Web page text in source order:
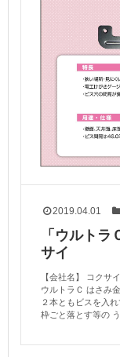
2019.04.01
「ウルト
サイ
【会社名】 コクサ
ウルトラＣ はさみ
２本ともビスを入
枠ごと落とす等の